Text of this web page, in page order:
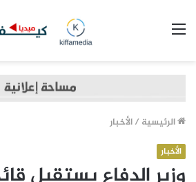
الرئيسية /الأخبار
الأخبار